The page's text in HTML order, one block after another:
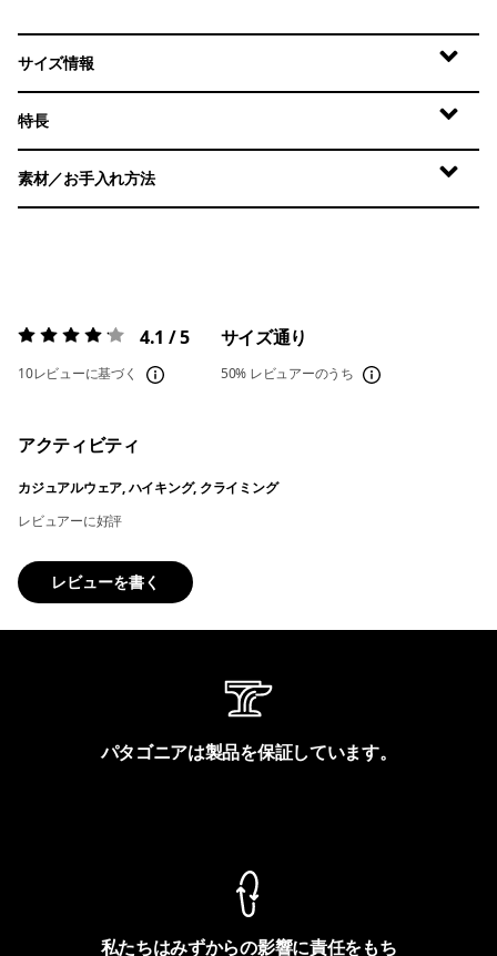
サイズ情報
特長
素材／お手入れ方法
評価:4.1 / 5 4.1 / 5
10レビューに基づく
サイズ通り
50% レビュアーのうち
アクティビティ
カジュアルウェア, ハイキング, クライミング
レビュアーに好評
レビューを書く
パタゴニアは製品を保証しています。
私たちはみずからの影響に責任をもち